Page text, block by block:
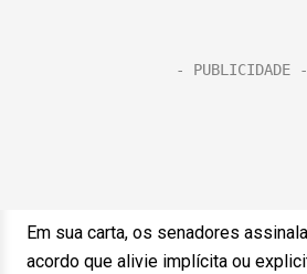
Em sua carta, os senadores
acordo que alivie implícita ou